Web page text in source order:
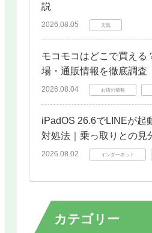
説
2026.08.05 天気
モコモコはどこで買える
場・通販情報を徹底調査
2026.08.04 お店の情報
iPadOS 26.6でLINEが起
対処法｜乗っ取りとの見
2026.08.02 インターネット
カテゴリー